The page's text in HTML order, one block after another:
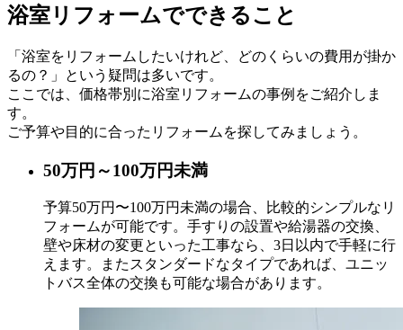
浴室リフォームでできること
「浴室をリフォームしたいけれど、どのくらいの費用が掛か
るの？」という疑問は多いです。
ここでは、価格帯別に浴室リフォームの事例をご紹介しま
す。
ご予算や目的に合ったリフォームを探してみましょう。
50万円 ～100万円未満
予算50万円〜100万円未満の場合、比較的シンプルなリ
フォームが可能です。手すりの設置や給湯器の交換、
壁や床材の変更といった工事なら、3日以内で手軽に行
えます。またスタンダードなタイプであれば、ユニッ
トバス全体の交換も可能な場合があります。